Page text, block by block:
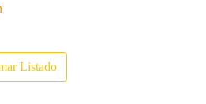
Listado